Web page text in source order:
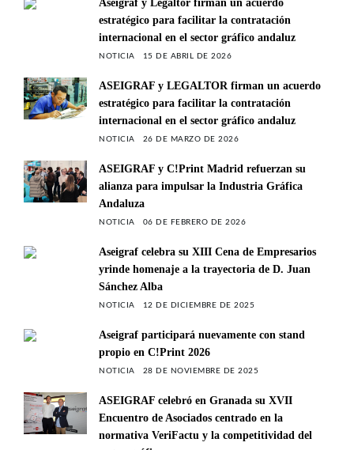
Aseigraf y Legaltor firman un acuerdo
estratégico para facilitar la contratación
internacional en el sector gráfico andaluz
NOTICIA 15 DE ABRIL DE 2026
ASEIGRAF y LEGALTOR firman un acuerdo
estratégico para facilitar la contratación
internacional en el sector gráfico andaluz
NOTICIA 26 DE MARZO DE 2026
ASEIGRAF y C!Print Madrid refuerzan su
alianza para impulsar la Industria Gráfica
Andaluza
NOTICIA 06 DE FEBRERO DE 2026
Aseigraf celebra su XIII Cena de Empresarios
yrinde homenaje a la trayectoria de D. Juan
Sánchez Alba
NOTICIA 12 DE DICIEMBRE DE 2025
Aseigraf participará nuevamente con stand
propio en C!Print 2026
NOTICIA 28 DE NOVIEMBRE DE 2025
ASEIGRAF celebró en Granada su XVII
Encuentro de Asociados centrado en la
normativa VeriFactu y la competitividad del